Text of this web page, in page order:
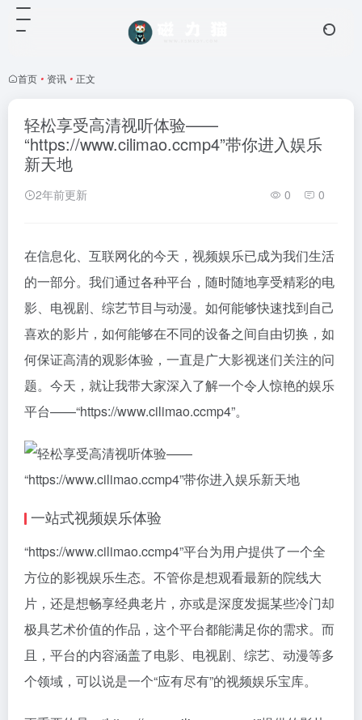
首页 • 资讯 • 正文
轻松享受高清视听体验——
“https://www.cilimao.ccmp4”带你进入娱乐
新天地
2年前更新 0 0
在信息化、互联网化的今天，视频娱乐已成为我们生活
的一部分。我们通过各种平台，随时随地享受精彩的电
影、电视剧、综艺节目与动漫。如何能够快速找到自己
喜欢的影片，如何能够在不同的设备之间自由切换，如
何保证高清的观影体验，一直是广大影视迷们关注的问
题。今天，就让我带大家深入了解一个令人惊艳的娱乐
平台——“https://www.cilimao.ccmp4”。
一站式视频娱乐体验
“https://www.cilimao.ccmp4”平台为用户提供了一个全
方位的影视娱乐生态。不管你是想观看最新的院线大
片，还是想畅享经典老片，亦或是深度发掘某些冷门却
极具艺术价值的作品，这个平台都能满足你的需求。而
且，平台的内容涵盖了电影、电视剧、综艺、动漫等多
个领域，可以说是一个“应有尽有”的视频娱乐宝库。